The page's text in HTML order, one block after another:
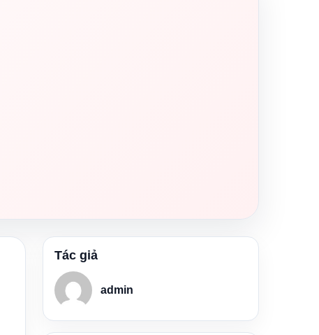
Tác giả
admin